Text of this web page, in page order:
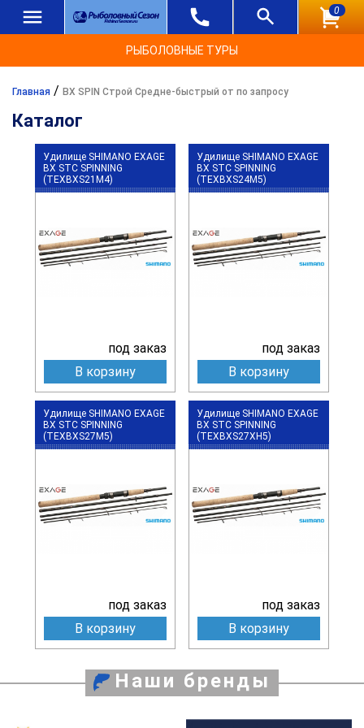
0
РЫБОЛОВНЫЕ ТУРЫ
Главная / BX SPIN Строй Средне-быстрый от по запросу
Каталог
Удилище SHIMANO EXAGE
BX STC SPINNING
(TEXBXS21M4)
под заказ
В корзину
Удилище SHIMANO EXAGE
BX STC SPINNING
(TEXBXS24M5)
под заказ
В корзину
Удилище SHIMANO EXAGE
BX STC SPINNING
(TEXBXS27M5)
под заказ
В корзину
Удилище SHIMANO EXAGE
BX STC SPINNING
(TEXBXS27XH5)
под заказ
В корзину
Наши бренды